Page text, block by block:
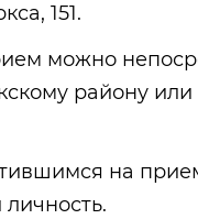
151.
можно
району или
на